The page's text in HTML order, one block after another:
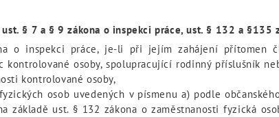
§ 7 a § 9 zákona o inspekci práce, ust. § 132 a §135
o inspekci práce, je-li při jejím zahájení přítomen
kontrolované osoby, spolupracující rodinný příslušník
kontrolované osoby,
osob uvedených v písmenu a) podle
základě ust. § 132 zákona o zaměstnanosti fyzická